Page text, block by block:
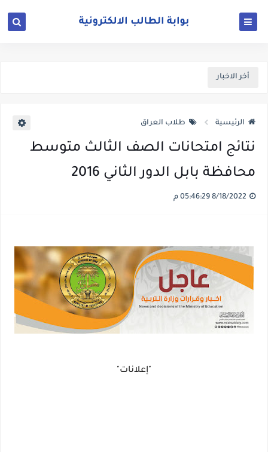
أخر الاخبار
الرئيسية طلاب العراق
نتائج امتحانات الصف الثالث متوسط
محافظة بابل الدور الثاني 2016
"إعلانات"